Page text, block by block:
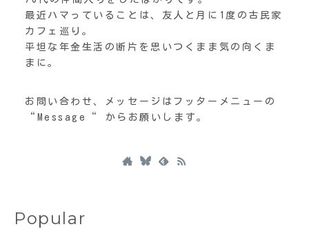
最近ハマっていることは、友人と月に1度の古民家
カフェ巡り。
平坦な年金生活の断片を思いつくまま気の向くま
まに。
お問い合わせ、メッセージはフッターメニューの
“Message“ からお願いします。
Popular